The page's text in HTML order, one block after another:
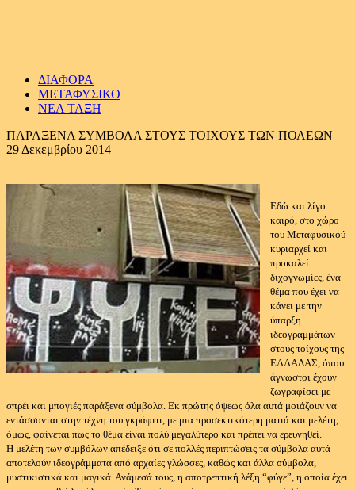
ΔΙΑΦΟΡΑ
ΜΕΤΑΦΥΣΙΚΟ
ΝΕΑ ΤΑΞΗ
ΠΑΡΑΞΕΝΑ ΣΥΜΒΟΛΑ ΣΤΟΥΣ ΤΟΙΧΟΥΣ ΤΩΝ ΠΟΛΕΩΝ
29 Δεκεμβρίου 2014
Εδώ και λίγο
καιρό, στο χώρο
του Μεταφυσικού
κυριαρχεί και
προκαλεί
διχογνωμίες, ένα
θέμα που έχει να
κάνει με την
ύπαρξη
ιδεογραμμάτων
στους τοίχους της
ΕΛΛΑΔΑΣ, όπου
άγνωστοι έχουν
ζωγραφίσει με
σπρέι και μπογιές παράξενα σύμβολα. Εκ πρώτης όψεως όλα αυτά μοιάζουν να
εντάσσονται στην τέχνη του γκράφιτι, με μια προσεκτικότερη ματιά και μελέτη,
όμως, φαίνεται πως το θέμα είναι πολύ μεγαλύτερο και πρέπει να ερευνηθεί.
Η μελέτη των συμβόλων απέδειξε ότι σε πολλές περιπτώσεις τα σύμβολα αυτά
αποτελούν ιδεογράμματα από αρχαίες γλώσσες, καθώς και άλλα σύμβολα,
μυστικιστικά και μαγικά. Ανάμεσά τους, η αποτρεπτική λέξη “φύγε”, η οποία έχει